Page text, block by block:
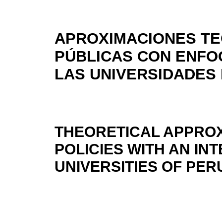
APROXIMACIONES
PÚBLICAS CON
LAS UNIVERSIDADES
THEORETICAL
POLICIES WITH AN
UNIVERSITIES OF